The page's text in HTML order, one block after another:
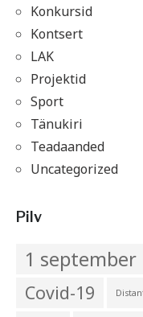
Konkursid
Kontsert
LAK
Projektid
Sport
Tänukiri
Teadaanded
Uncategorized
Pilv
1 september
Covid-19